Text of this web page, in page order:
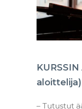
– Tutustut